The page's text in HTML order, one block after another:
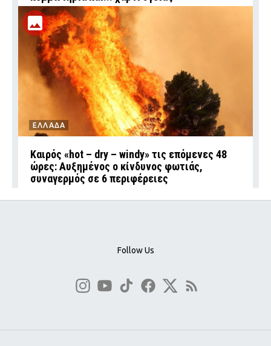
ΕΛΛΑΔΑ
Καιρός «hot – dry – windy» τις επόμενες 48
ώρες: Αυξημένος ο κίνδυνος φωτιάς,
συναγερμός σε 6 περιφέρειες
Follow Us